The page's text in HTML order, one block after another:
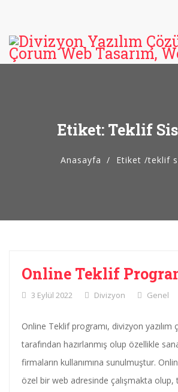
Etiket: Teklif
Anasayfa Etiket /teklif
Online Teklif
3 Eylül 2022 Divizyon Genel
Online Teklif programı, divizyon yazılım
tarafından hazırlanmış olup özellikle
firmaların kullanımına sunulmuştur.
özel bir web adresinde çalışmakta olup,